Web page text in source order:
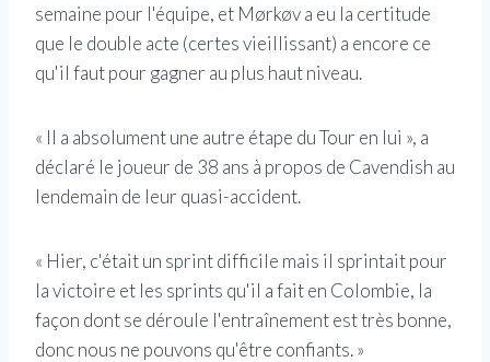
semaine pour l'équipe, et Mørkøv a eu la certitude
que le double acte (certes vieillissant) a encore ce
qu'il faut pour gagner au plus haut niveau.
« Il a absolument une autre étape du Tour en lui », a
déclaré le joueur de 38 ans à propos de Cavendish au
lendemain de leur quasi-accident.
« Hier, c'était un sprint difficile mais il sprintait pour
la victoire et les sprints qu'il a fait en Colombie, la
façon dont se déroule l'entraînement est très bonne,
donc nous ne pouvons qu'être confiants. »